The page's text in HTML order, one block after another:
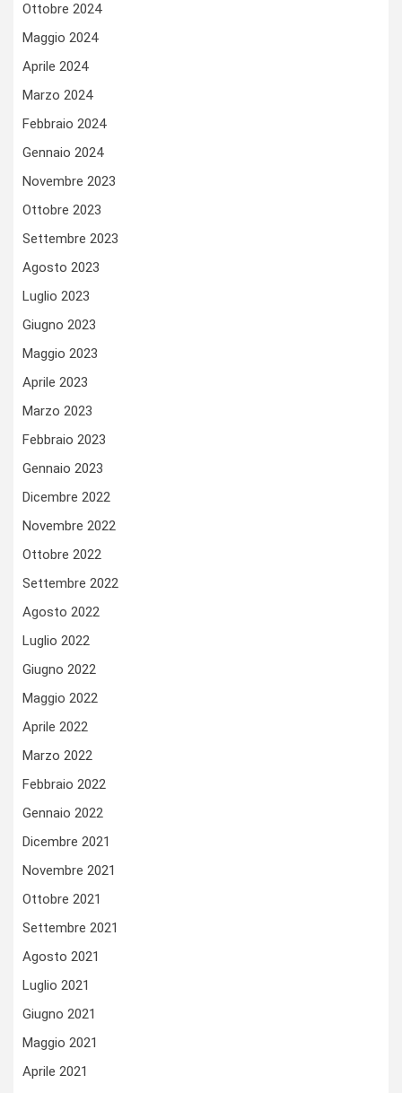
Ottobre 2024
Maggio 2024
Aprile 2024
Marzo 2024
Febbraio 2024
Gennaio 2024
Novembre 2023
Ottobre 2023
Settembre 2023
Agosto 2023
Luglio 2023
Giugno 2023
Maggio 2023
Aprile 2023
Marzo 2023
Febbraio 2023
Gennaio 2023
Dicembre 2022
Novembre 2022
Ottobre 2022
Settembre 2022
Agosto 2022
Luglio 2022
Giugno 2022
Maggio 2022
Aprile 2022
Marzo 2022
Febbraio 2022
Gennaio 2022
Dicembre 2021
Novembre 2021
Ottobre 2021
Settembre 2021
Agosto 2021
Luglio 2021
Giugno 2021
Maggio 2021
Aprile 2021